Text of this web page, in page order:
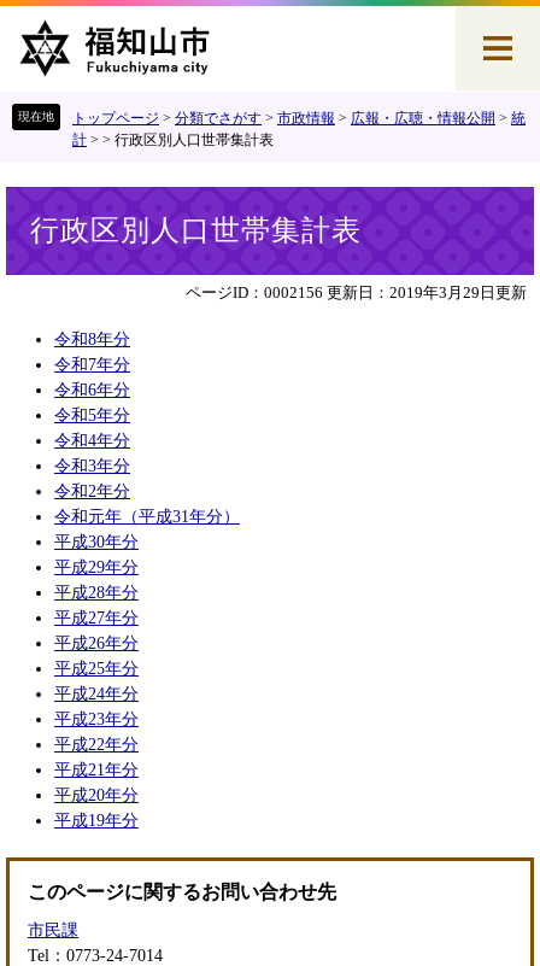
す
し
トップページ > 分類でさがす > 市政情報 > 広報・広聴・情報公開 > 統
計 > > 行政区別人口世帯集計表
行政区別人口世帯集計表
ページID：0002156 更新日：2019年3月29日更新
令和8年分
令和7年分
令和6年分
令和5年分
令和4年分
令和3年分
令和2年分
令和元年（平成31年分）
平成30年分
平成29年分
平成28年分
平成27年分
平成26年分
平成25年分
平成24年分
平成23年分
平成22年分
平成21年分
平成20年分
平成19年分
このページに関するお問い合わせ先
市民課
Tel：0773-24-7014